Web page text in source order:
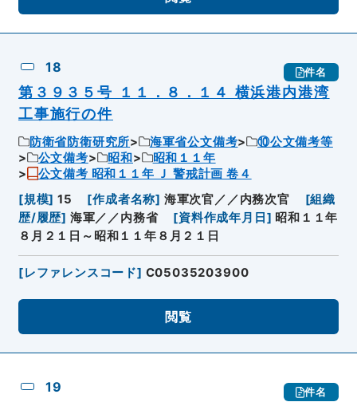
18 件名
第３９３５号 １１．８．１４ 横浜港内港湾
工事施行の件
防衛省防衛研究所 海軍省公文備考
⑩公文備考等
公文備考
昭和
昭和１１年
公文備考 昭和１１年 Ｊ 警戒計画 卷４
[規模] 15 [作成者名称] 海軍次官／／内務次官 [組織
歴/履歴] 海軍／／内務省 [資料作成年月日 ] 昭和１１年
８月２１日～昭和１１年８月２１日
[レファレンスコード] C05035203900
閲覧
19 件名